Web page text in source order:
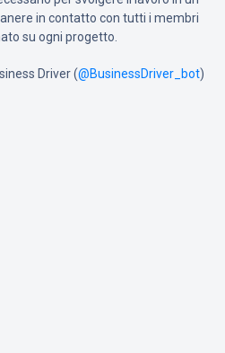
in contatto con tutti i membri
su ogni progetto.
Driver (@BusinessDriver_bot)